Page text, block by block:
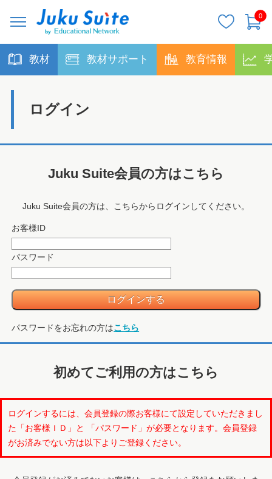
0
教材 教材サポート 教育情報
ログイン
Juku Suite会員の方はこちら
Juku Suite会員の方は、こちらからログインしてください。
お客様ID
パスワード
パスワードをお忘れの方はこちら
初めてご利用の方はこちら
ログインするには、会員登録の際お客様にて設定していただきまし
た「お客様ＩＤ」と 「パスワード」が必要となります。会員登録
がお済みでない方は以下よりご登録ください。